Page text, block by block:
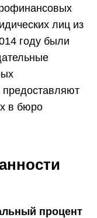
лиц из
году были
в бюро
процент